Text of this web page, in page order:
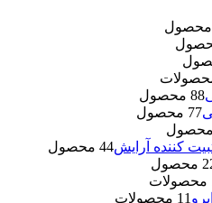
88 محصول
77 محصول
کننده آرایش 44 محصول
2
1 1 محصولات